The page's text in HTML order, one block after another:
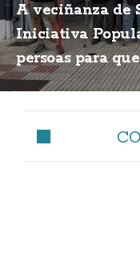
A veciñanza de
Iniciativa
persoas para
de biogás